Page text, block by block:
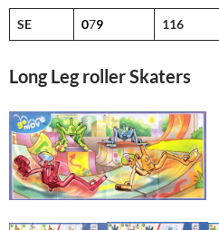
SE 079 116
Long Leg roller Skaters